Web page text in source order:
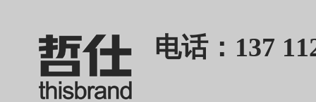
电话：137